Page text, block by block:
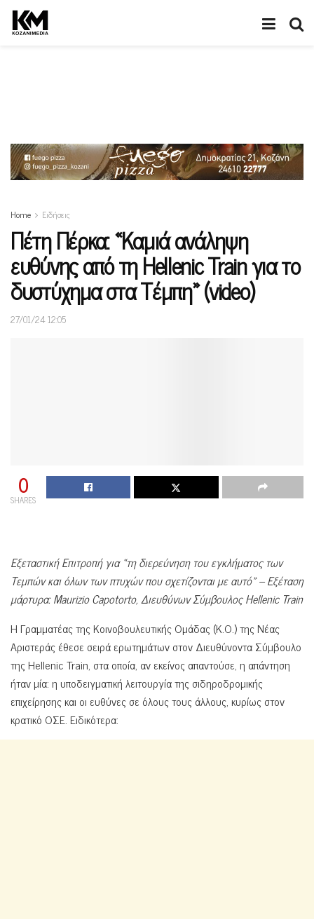
Home Ειδήσεις
Πέτη Πέρκα: «Καμιά ανάληψη
ευθύνης από τη Hellenic Train για το
δυστύχημα στα Τέμπη» (video)
27/01/24 12:05
0
SHARES
Εξεταστική Επιτροπή για «τη διερεύνηση του εγκλήματος των
Τεμπών και όλων των πτυχών που σχετίζονται με αυτό» – Εξέταση
μάρτυρα:MaurizioCapotorto, Διευθύνων ΣύμβουλοςHellenic Train
Η Γραμματέας της Κοινοβουλευτικής Ομάδας (Κ.Ο.) της Νέας
Αριστεράς έθεσε σειρά ερωτημάτων στον Διευθύνοντα Σύμβουλο
της Hellenic Train, στα οποία, αν εκείνος απαντούσε, η απάντηση
ήταν μία: η υποδειγματική λειτουργία της σιδηροδρομικής
επιχείρησης και οι ευθύνες σε όλους τους άλλους, κυρίως στον
κρατικό ΟΣΕ. Ειδικότερα: